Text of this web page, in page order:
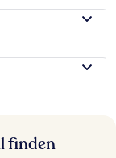
finden